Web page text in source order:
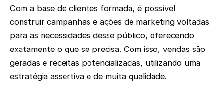
Com a base de clientes formada, é possível
construir campanhas e ações de marketing voltadas
para as necessidades desse público, oferecendo
exatamente o que se precisa. Com isso, vendas são
geradas e receitas potencializadas, utilizando uma
estratégia assertiva e de muita qualidade.